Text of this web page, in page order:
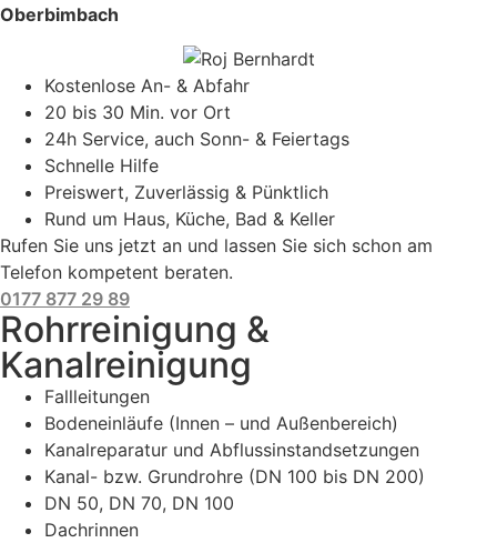
Oberbimbach
Kostenlose An- & Abfahr
20 bis 30 Min. vor Ort
24h Service, auch Sonn- & Feiertags
Schnelle Hilfe
Preiswert, Zuverlässig & Pünktlich
Rund um Haus, Küche, Bad & Keller
Rufen Sie uns jetzt an und lassen Sie sich schon am
Telefon kompetent beraten.
0177 877 29 89
Rohrreinigung &
Kanalreinigung
Fallleitungen
Bodeneinläufe (Innen – und Außenbereich)
Kanalreparatur und Abflussinstandsetzungen
Kanal- bzw. Grundrohre (DN 100 bis DN 200)
DN 50, DN 70, DN 100
Dachrinnen